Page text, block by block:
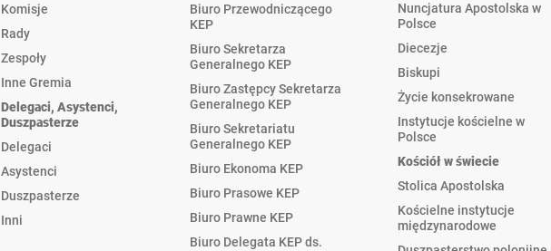
Komisje
Rady
Zespoły
Inne Gremia
Delegaci, Asystenci,
Duszpasterze
Delegaci
Asystenci
Duszpasterze
Inni
Biuro Przewodniczącego
KEP
Biuro Sekretarza
Generalnego KEP
Biuro Zastępcy Sekretarza
Generalnego KEP
Biuro Sekretariatu
Generalnego KEP
Biuro Ekonoma KEP
Biuro Prasowe KEP
Biuro Prawne KEP
Biuro Delegata KEP ds.
Nuncjatura Apostolska w
Polsce
Diecezje
Biskupi
Życie konsekrowane
Instytucje kościelne w
Polsce
Kościół w świecie
Stolica Apostolska
Kościelne instytucje
międzynarodowe